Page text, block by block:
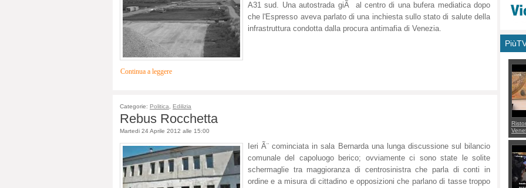
A31 sud. Una autostrada giÃ al centro di una bufera mediatica dopo
che l'Espresso aveva parlato di una inchiesta sullo stato di salute della
infrastruttura condotta dalla procura antimafia di Venezia.
Continua a leggere
Categorie: Politica Edilizia
Rebus Rocchetta
Martedi 24 Aprile 2012 alle 15:00
Ieri Ã¨ cominciata in sala Bernarda una lunga discussione sul bilancio
comunale del capoluogo berico; ovviamente ci sono state le solite
schermaglie tra maggioranza di centrosinistra che parla di conti in
ordine e a misura di cittadino e opposizioni che parlano di tasse troppo
con